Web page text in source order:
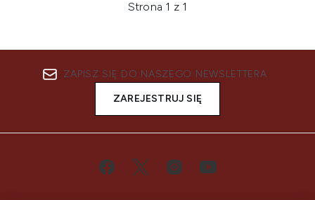
Strona 1 z 1
ZAPISZ SIĘ DO NASZEGO NEWSLETTERA
ZAREJESTRUJ SIĘ